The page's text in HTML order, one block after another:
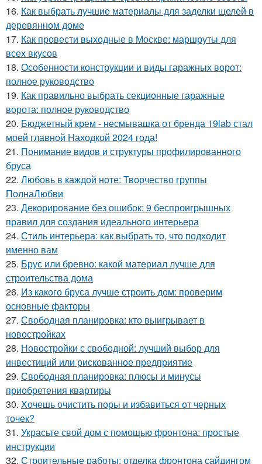
16. Как выбрать лучшие материалы для заделки щелей в
деревянном доме
17. Как провести выходные в Москве: маршруты для
всех вкусов
18. Особенности конструкции и виды гаражных ворот:
полное руководство
19. Как правильно выбрать секционные гаражные
ворота: полное руководство
20. Бюджетный крем - несмывашка от бренда 19lab стал
моей главной Находкой 2024 года!
21. Понимание видов и структуры профилированного
бруса
22. Любовь в каждой ноте: Творчество группы
ПолнаЛюбви
23. Декорирование без ошибок: 9 беспроигрышных
правил для создания идеального интерьера
24. Стиль интерьера: как выбрать то, что подходит
именно вам
25. Брус или бревно: какой материал лучше для
строительства дома
26. Из какого бруса лучше строить дом: проверим
основные факторы
27. Свободная планировка: кто выигрывает в
новостройках
28. Новостройки с свободной: лучший выбор для
инвестиций или рискованное предприятие
29. Свободная планировка: плюсы и минусы
приобретения квартиры
30. Хочешь очистить поры и избавиться от черных
точек?
31. Украсьте свой дом с помощью фронтона: простые
инструкции
32. Строительные работы: отделка фронтона сайдингом